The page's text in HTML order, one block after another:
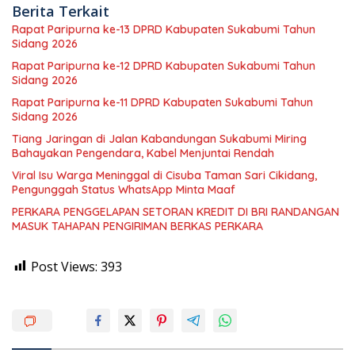
Berita Terkait
Rapat Paripurna ke-13 DPRD Kabupaten Sukabumi Tahun
Sidang 2026
Rapat Paripurna ke-12 DPRD Kabupaten Sukabumi Tahun
Sidang 2026
Rapat Paripurna ke-11 DPRD Kabupaten Sukabumi Tahun
Sidang 2026
Tiang Jaringan di Jalan Kabandungan Sukabumi Miring
Bahayakan Pengendara, Kabel Menjuntai Rendah
Viral Isu Warga Meninggal di Cisuba Taman Sari Cikidang,
Pengunggah Status WhatsApp Minta Maaf
PERKARA PENGGELAPAN SETORAN KREDIT DI BRI RANDANGAN
MASUK TAHAPAN PENGIRIMAN BERKAS PERKARA
Post Views: 393